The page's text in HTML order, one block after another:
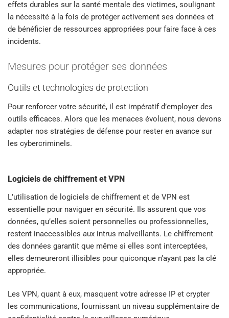
effets durables sur la santé mentale des victimes, soulignant
la nécessité à la fois de protéger activement ses données et
de bénéficier de ressources appropriées pour faire face à ces
incidents.
Mesures pour protéger ses données
Outils et technologies de protection
Pour renforcer votre sécurité, il est impératif d’employer des
outils efficaces. Alors que les menaces évoluent, nous devons
adapter nos stratégies de défense pour rester en avance sur
les cybercriminels.
Logiciels de chiffrement et VPN
L’utilisation de logiciels de chiffrement et de VPN est
essentielle pour naviguer en sécurité. Ils assurent que vos
données, qu’elles soient personnelles ou professionnelles,
restent inaccessibles aux intrus malveillants. Le chiffrement
des données garantit que même si elles sont interceptées,
elles demeureront illisibles pour quiconque n’ayant pas la clé
appropriée.
Les VPN, quant à eux, masquent votre adresse IP et crypter
les communications, fournissant un niveau supplémentaire de